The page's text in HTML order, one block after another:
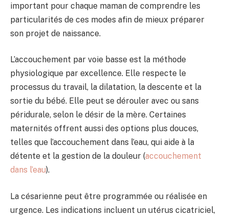
important pour chaque maman de comprendre les
particularités de ces modes afin de mieux préparer
son projet de naissance.
L’accouchement par voie basse est la méthode
physiologique par excellence. Elle respecte le
processus du travail, la dilatation, la descente et la
sortie du bébé. Elle peut se dérouler avec ou sans
péridurale, selon le désir de la mère. Certaines
maternités offrent aussi des options plus douces,
telles que l’accouchement dans l’eau, qui aide à la
détente et la gestion de la douleur (accouchement
dans l’eau).
La césarienne peut être programmée ou réalisée en
urgence. Les indications incluent un utérus cicatriciel,